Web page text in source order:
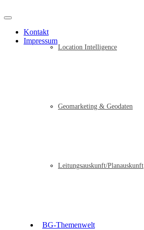
Location Intelligence
Geomarketing & Geodaten
Leitungsauskunft/Planauskunft
BG-Themenwelt
Kontakt
Impressum